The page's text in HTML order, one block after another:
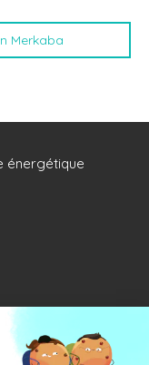
Merkaba
énergétique